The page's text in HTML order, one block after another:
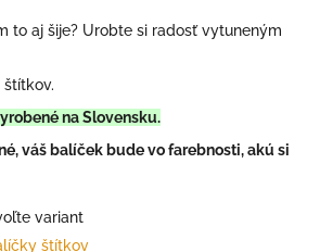
to aj šije? Urobte si radosť vytuneným
štítkov.
na Slovensku.
váš balíček bude vo farebnosti, akú si
variant
štítkov